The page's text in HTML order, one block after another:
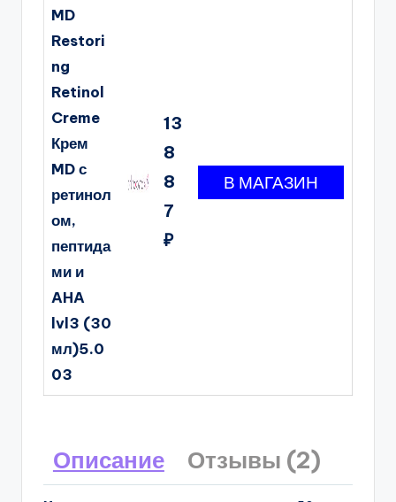
MD
Restori
ng
Retinol
Creme
Крем
MD с
ретинол
ом,
пептида
ми и
AHA
lvl3 (30
мл)5.0
03
13
8
8
7
₽
Описание Отзывы (2)